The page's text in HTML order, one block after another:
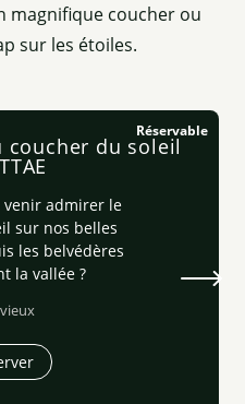
magnifique coucher ou
sur les étoiles.
coucher du soleil
venir admirer le
sur nos belles
les belvédères
la vallée ?
Réservable